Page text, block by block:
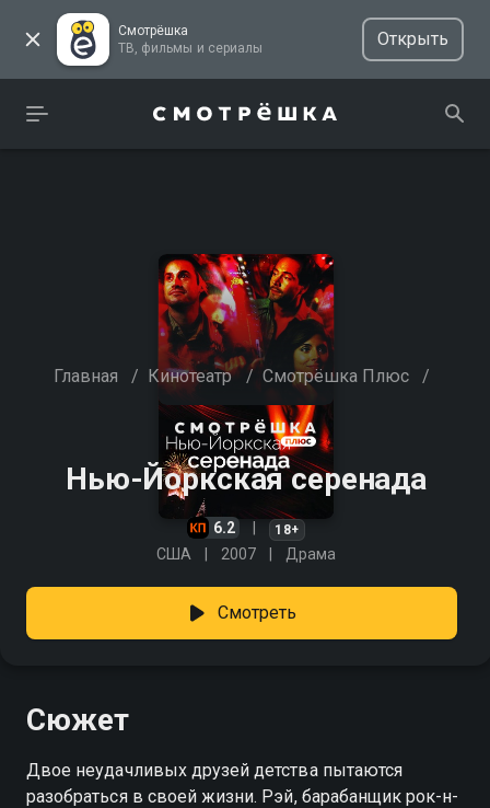
Смотрёшка
ТВ, фильмы и сериалы
Открыть
Главная / Кинотеатр / Смотрёшка Плюс /
Нью-Йоркская серенада
6.2 18+
США 2007 Драма
Смотреть
Сюжет
Двое неудачливых друзей детства пытаются
разобраться в своей жизни. Рэй, барабанщик рок-н-